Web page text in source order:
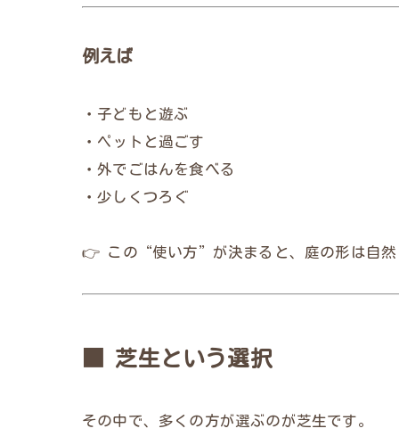
例えば
・子どもと遊ぶ
・ペットと過ごす
・外でごはんを食べる
・少しくつろぐ
👉 この“使い方”が決まると、庭の形は自然
■ 芝生という選択
その中で、多くの方が選ぶのが芝生です。